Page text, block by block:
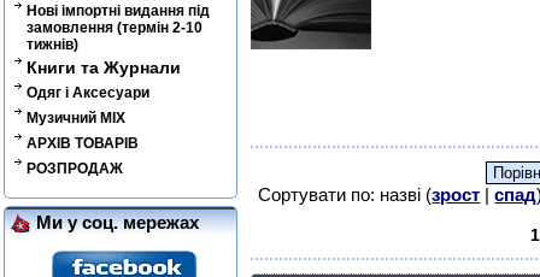
Нові імпортні видання під
замовлення (термін 2-10
тижнів)
Книги та Журнали
Одяг і Аксесуари
Музичний MIX
АРХІВ ТОВАРІВ
РОЗПРОДАЖ
Ми у соц. мережах
Сортувати по: назві (зрост |спад
1